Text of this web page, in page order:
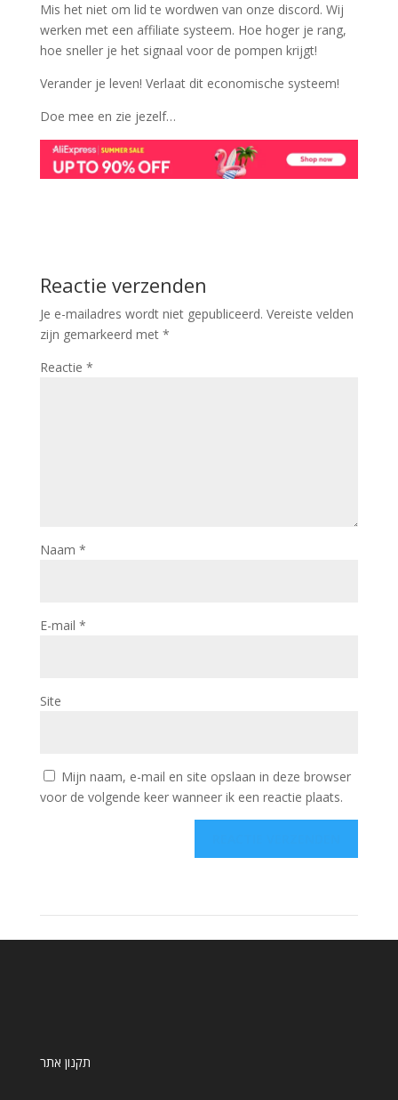
Mis het niet om lid te wordwen van onze discord. Wij
werken met een affiliate systeem. Hoe hoger je rang,
hoe sneller je het signaal voor de pompen krijgt!
Verander je leven! Verlaat dit economische systeem!
Doe mee en zie jezelf…
Reactie verzenden
Je e-mailadres wordt niet gepubliceerd. Vereiste velden
zijn gemarkeerd met *
Reactie *
Naam *
E-mail *
Site
Mijn naam, e-mail en site opslaan in deze browser
voor de volgende keer wanneer ik een reactie plaats.
תקנון אתר